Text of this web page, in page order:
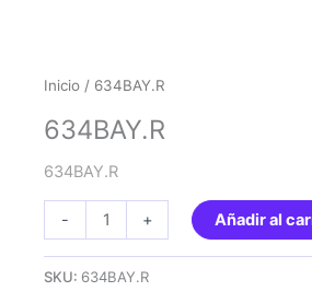
Inicio / 634BAY.R
634BAY.R
634BAY.R
-
634BAY.R
cantidad
+ Añadir al
SKU: 634BAY.R